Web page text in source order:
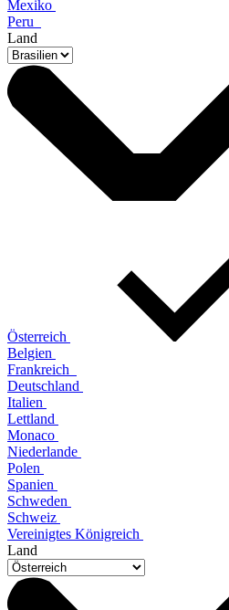
Mexiko
Peru
Land
Österreich
Belgien
Frankreich
Deutschland
Italien
Lettland
Monaco
Niederlande
Polen
Spanien
Schweden
Schweiz
Vereinigtes Königreich
Land